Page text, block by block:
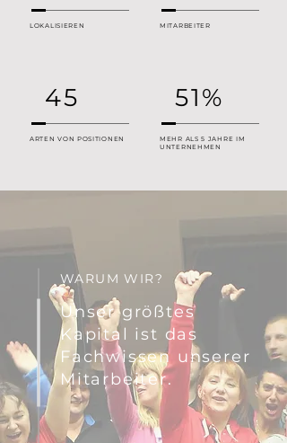
LOKALISIEREN
45
ARTEN VON POSITIONEN
MITARBEITER
51%
MEHR ALS 5 JAHRE IM
UNTERNEHMEN
WARUM WIR?
Unser größtes
Kapital ist das
Fachwissen unserer
Mitarbeiter.